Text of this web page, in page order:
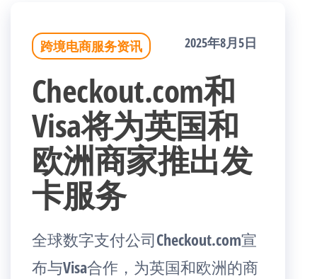
跨境电商服务资讯 2025年8月5日
Checkout.com和
Visa将为英国和
欧洲商家推出发
卡服务
全球数字支付公司Checkout.com宣
布与Visa合作，为英国和欧洲的商